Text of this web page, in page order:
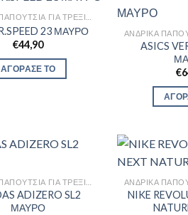
23 ΜΑΥΡΟ
€44,90
ΑΓΟΡΑΣΕ ΤΟ
ASICS
€
ADIZERO SL2
ΜΑΥΡΟ
NIKE